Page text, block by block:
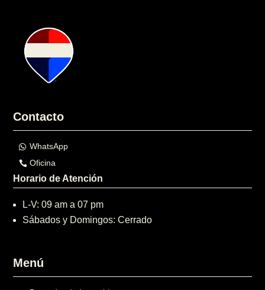
Contacto
WhatsApp
Oficina
Horario de Atención
L-V: 09 am a 07 pm
Sábados y Domingos: Cerrado
Menú